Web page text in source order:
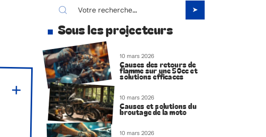
Sous les projecteurs
10 mars 2026
Causes des retours de
flamme sur une 50cc et
solutions efficaces
10 mars 2026
Causes et solutions du
broutage de la moto
10 mars 2026